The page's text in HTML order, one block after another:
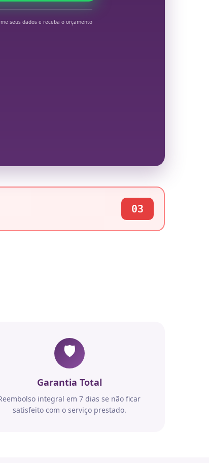
seus dados e receba o orçamento
03
🛡️
Garantia Total
integral em 7 dias se não ficar
satisfeito com o serviço prestado.